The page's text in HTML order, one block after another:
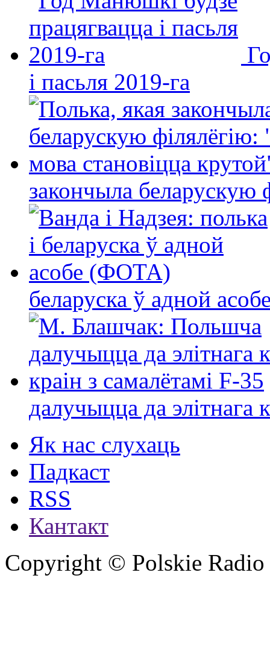
і пасьля 2019-га
закончыла беларускую
беларуска ў адной
далучыцца да элітнага
Як нас слухаць
Падкаст
RSS
Кантакт
Copyright © Polskie